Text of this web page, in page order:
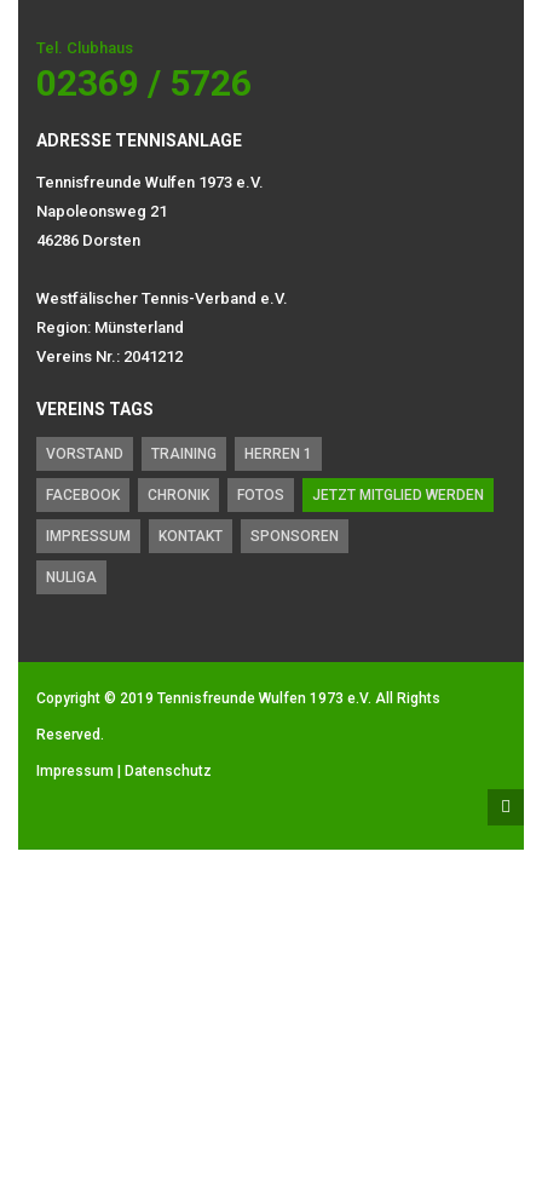
Tel. Clubhaus
02369 / 5726
ADRESSE TENNISANLAGE
Tennisfreunde Wulfen 1973 e.V.
Napoleonsweg 21
46286 Dorsten
Westfälischer Tennis-Verband e.V.
Region: Münsterland
Vereins Nr.: 2041212
VEREINS TAGS
VORSTAND TRAINING HERREN 1
FACEBOOK CHRONIK FOTOS JETZT MITGLIED WERDEN
IMPRESSUM KONTAKT SPONSOREN
NULIGA
Copyright © 2019 Tennisfreunde Wulfen 1973 e.V. All Rights
Reserved.
Impressum Datenschutz